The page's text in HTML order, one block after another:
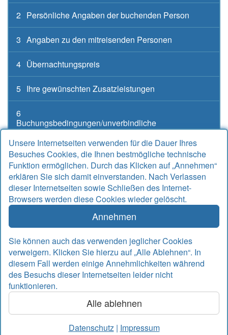
Unsere Internetseiten verwenden für die Dauer Ihres
Besuches Cookies, die Ihnen bestmögliche technische
Funktion ermöglichen. Durch das Klicken auf „Annehmen“
erklären Sie sich damit einverstanden. Nach Verlassen
dieser Internetseiten sowie Schließen des Internet-
Browsers werden diese Cookies wieder gelöscht.
Annehmen
Sie können auch das verwenden jeglicher Cookies
verweigern. Klicken Sie hierzu auf „Alle Ablehnen“. In
diesem Fall werden einige Annehmlichkeiten während
des Besuchs dieser Internetseiten leider nicht
funktionieren.
Alle ablehnen
Datenschutz| Impressum
2 Persönliche Angaben der buchenden Person
3 Angaben zu den mitreisenden Personen
4 Übernachtungspreis
5 Ihre gewünschten Zusatzleistungen
6
Buchungsbedingungen/unverbindliche
Buchungsanfrage
Kontakt
Alter Sielweg 17 A
Telefon 04971 912667
Telefax
04971 925764
Email
info@rudek-ferienwohnungen.de
www.rudek-ferienwohnungen.de
Inhalte
© 2026 nordseetraum – Agentur für Internet, Marketing,
Werbung